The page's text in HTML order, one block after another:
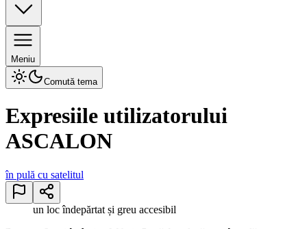
Meniu
Comută tema
Expresiile utilizatorului
ASCALON
în pulă cu satelitul
un loc îndepărtat și greu accesibil